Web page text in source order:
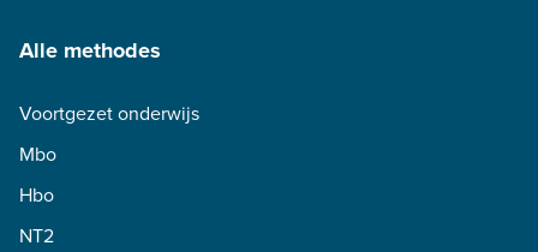
Alle methodes
Voortgezet onderwijs
Mbo
Hbo
NT2